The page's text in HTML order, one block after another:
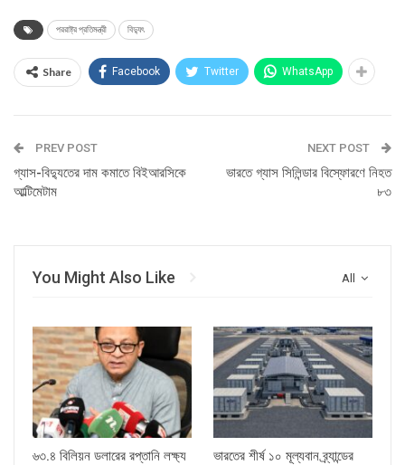
পররাষ্ট্র প্রতিমন্ত্রী বিদ্যুৎ
Share Facebook Twitter WhatsApp
PREV POST
গ্যাস-বিদ্যুতের দাম কমাতে বিইআরসিকে
আল্টিমেটাম
NEXT POST
ভারতে গ্যাস সিলিন্ডার বিস্ফোরণে নিহত
৮৩
All
You Might Also Like
৬৩.৪ বিলিয়ন ডলারের রপ্তানি লক্ষ্য
ভারতের শীর্ষ ১০ মূল্যবান ব্র্যান্ডের